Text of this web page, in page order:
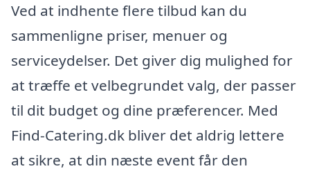
Ved at indhente flere tilbud kan du
sammenligne priser, menuer og
serviceydelser. Det giver dig mulighed for
at træffe et velbegrundet valg, der passer
til dit budget og dine præferencer. Med
Find-Catering.dk bliver det aldrig lettere
at sikre, at din næste event får den